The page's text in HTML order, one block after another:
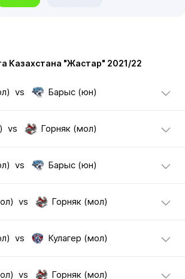
Казахстана "Жастар" 2021/22
vs Барыс (юн)
vs Горняк (мол)
vs Барыс (юн)
vs Горняк (мол)
vs Кулагер (мол)
vs Горняк (мол)